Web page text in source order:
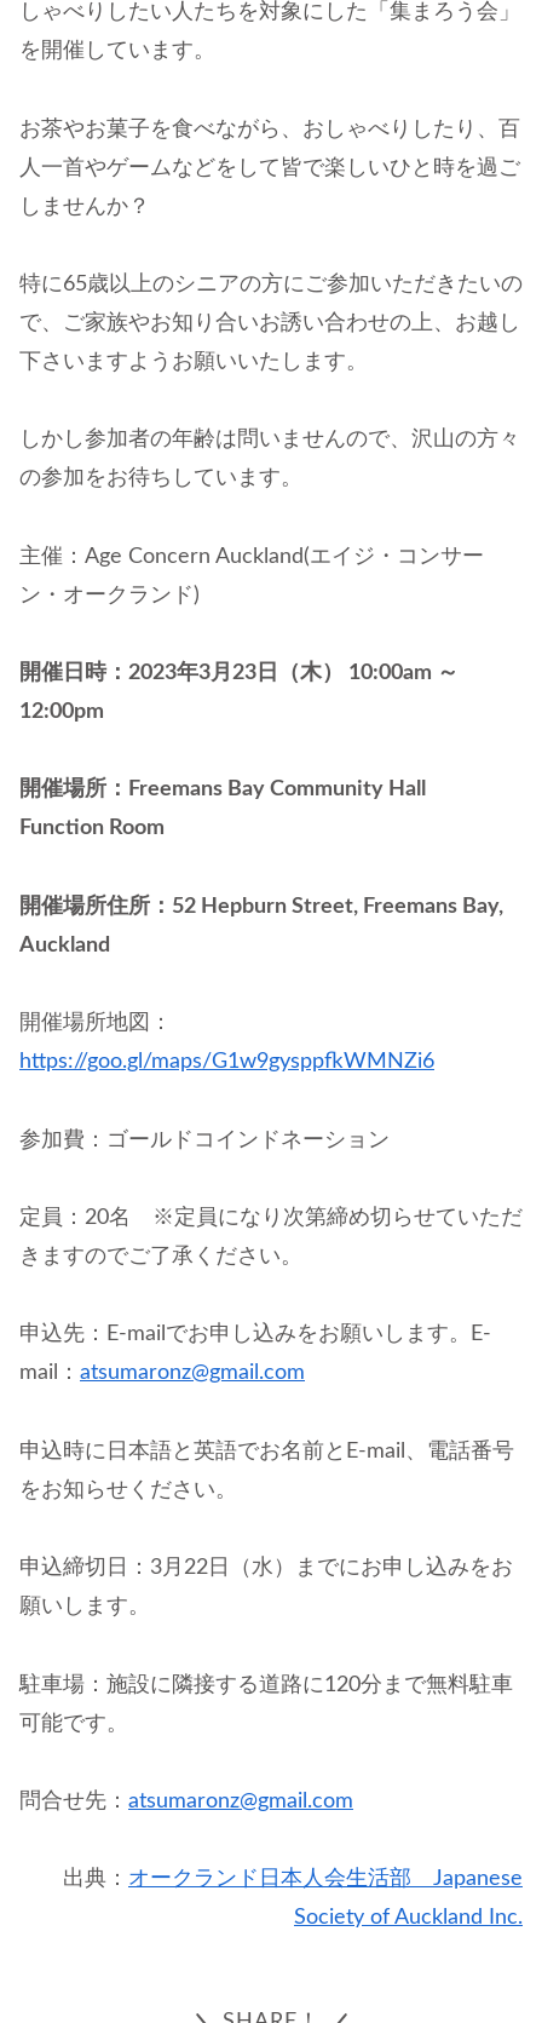
しゃべりしたい人たちを対象にした「集まろう会」
を開催しています。
お茶やお菓子を食べながら、おしゃべりしたり、百
人一首やゲームなどをして皆で楽しいひと時を過ご
しませんか？
特に65歳以上のシニアの方にご参加いただきたいの
で、ご家族やお知り合いお誘い合わせの上、お越し
下さいますようお願いいたします。
しかし参加者の年齢は問いませんので、沢山の方々
の参加をお待ちしています。
主催：Age Concern Auckland(エイジ・コンサー
ン・オークランド)
開催日時：2023年3月23日（木） 10:00am ～
12:00pm
開催場所：Freemans Bay Community Hall
Function Room
開催場所住所：52 Hepburn Street, Freemans Bay,
Auckland
開催場所地図：
https://goo.gl/maps/G1w9gysppfkWMNZi6
参加費：ゴールドコインドネーション
定員：20名 ※定員になり次第締め切らせていただ
きますのでご了承ください。
申込先：E-mailでお申し込みをお願いします。E-
mail： atsumaronz@gmail.com
申込時に日本語と英語でお名前とE-mail、電話番号
をお知らせください。
申込締切日：3月22日（水）までにお申し込みをお
願いします。
駐車場：施設に隣接する道路に120分まで無料駐車
可能です。
問合せ先： atsumaronz@gmail.com
出典： オークランド日本人会生活部 Japanese
Society of Auckland Inc.